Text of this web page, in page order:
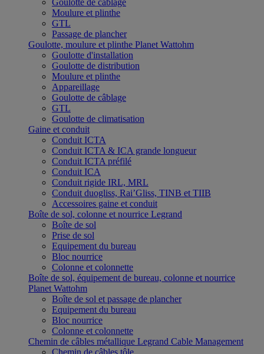
Goulotte de câblage
Moulure et plinthe
GTL
Passage de plancher
Goulotte, moulure et plinthe Planet Wattohm
Goulotte d'installation
Goulotte de distribution
Moulure et plinthe
Appareillage
Goulotte de câblage
GTL
Goulotte de climatisation
Gaine et conduit
Conduit ICTA
Conduit ICTA & ICA grande longueur
Conduit ICTA préfilé
Conduit ICA
Conduit rigide IRL, MRL
Conduit duogliss, Rai’Gliss, TINB et TIIB
Accessoires gaine et conduit
Boîte de sol, colonne et nourrice Legrand
Boîte de sol
Prise de sol
Equipement du bureau
Bloc nourrice
Colonne et colonnette
Boîte de sol, équipement de bureau, colonne et nourrice
Planet Wattohm
Boîte de sol et passage de plancher
Equipement du bureau
Bloc nourrice
Colonne et colonnette
Chemin de câbles métallique Legrand Cable Management
Chemin de câbles tôle